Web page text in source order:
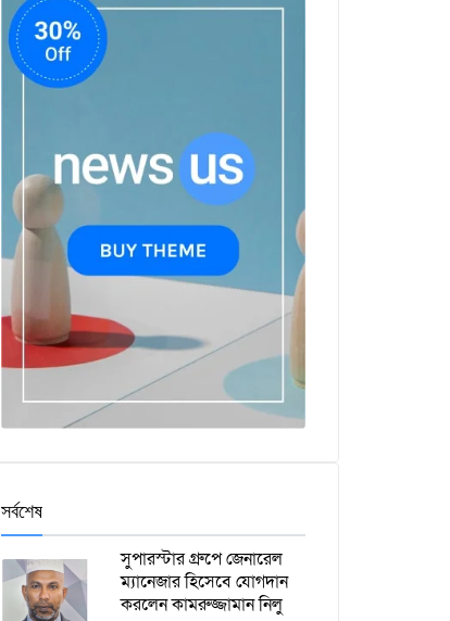
সর্বশেষ
সুপারস্টার গ্রুপে জেনারেল
ম্যানেজার হিসেবে যোগদান
করলেন কামরুজ্জামান নিলু